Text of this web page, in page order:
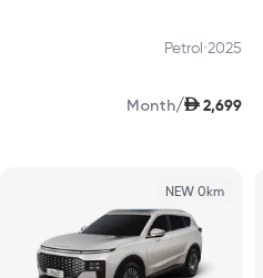
2025
•
Petrol
AED 2,699
/
Month
NEW 0km